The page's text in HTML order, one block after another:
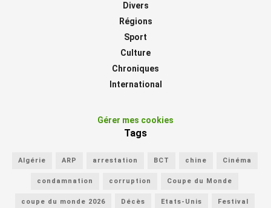
Divers
Régions
Sport
Culture
Chroniques
International
Gérer mes cookies
Tags
Algérie ARP arrestation BCT chine Cinéma
condamnation corruption Coupe du Monde
coupe du monde 2026 Décès Etats-Unis Festival